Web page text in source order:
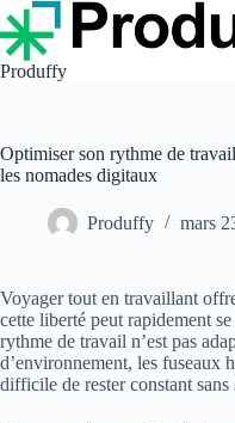
Passer
au
contenu
Produffy
Optimiser son rythme de
les nomades digitaux
Produffy mars
Voyager tout en travaillant
cette liberté peut rapidement
rythme de travail n’est pas
d’environnement, les fuseaux
difficile de rester constant sans